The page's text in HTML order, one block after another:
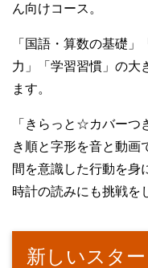
ん向けコース。
「国語・算数の基礎
力」「学習習慣」の大
ます。
「きらっと☆カバーつ
き順と字形を音と動画
間を意識した行動を身
時計の読みにも挑戦を
新しいスタ